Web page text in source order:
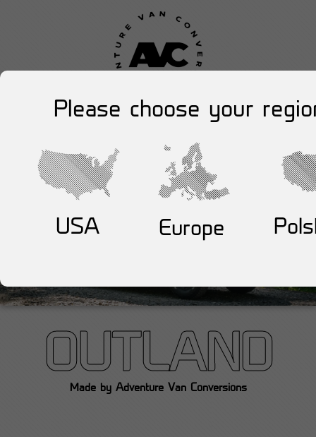
OUTLAND
Made by Adventure Van Conversions
Please choose your
USA Europe